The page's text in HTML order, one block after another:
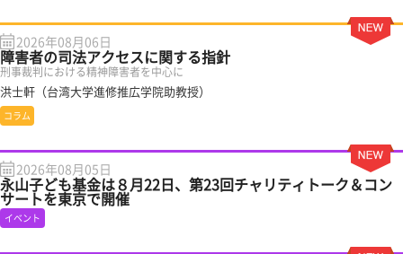
2026年08月06日
障害者の司法アクセスに関する指針
刑事裁判における精神障害者を中心に
洪士軒（台湾大学進修推広学院助教授）
コラム
2026年08月05日
永山子ども基金は８月22日、第23回チャリティトーク＆コン
サートを東京で開催
イベント